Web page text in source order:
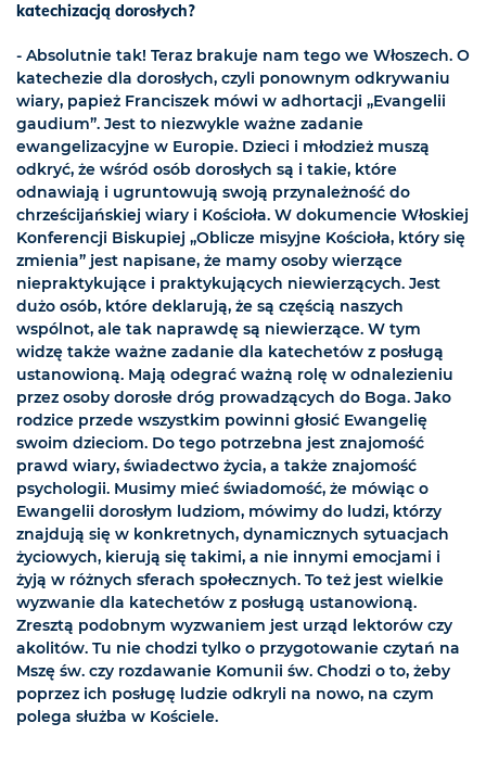
katechizacją dorosłych?
- Absolutnie tak! Teraz brakuje nam tego we Włoszech. O
katechezie dla dorosłych, czyli ponownym odkrywaniu
wiary, papież Franciszek mówi w adhortacji „Evangelii
gaudium”. Jest to niezwykle ważne zadanie
ewangelizacyjne w Europie. Dzieci i młodzież muszą
odkryć, że wśród osób dorosłych są i takie, które
odnawiają i ugruntowują swoją przynależność do
chrześcijańskiej wiary i Kościoła. W dokumencie Włoskiej
Konferencji Biskupiej „Oblicze misyjne Kościoła, który się
zmienia” jest napisane, że mamy osoby wierzące
niepraktykujące i praktykujących niewierzących. Jest
dużo osób, które deklarują, że są częścią naszych
wspólnot, ale tak naprawdę są niewierzące. W tym
widzę także ważne zadanie dla katechetów z posługą
ustanowioną. Mają odegrać ważną rolę w odnalezieniu
przez osoby dorosłe dróg prowadzących do Boga. Jako
rodzice przede wszystkim powinni głosić Ewangelię
swoim dzieciom. Do tego potrzebna jest znajomość
prawd wiary, świadectwo życia, a także znajomość
psychologii. Musimy mieć świadomość, że mówiąc o
Ewangelii dorosłym ludziom, mówimy do ludzi, którzy
znajdują się w konkretnych, dynamicznych sytuacjach
życiowych, kierują się takimi, a nie innymi emocjami i
żyją w różnych sferach społecznych. To też jest wielkie
wyzwanie dla katechetów z posługą ustanowioną.
Zresztą podobnym wyzwaniem jest urząd lektorów czy
akolitów. Tu nie chodzi tylko o przygotowanie czytań na
Mszę św. czy rozdawanie Komunii św. Chodzi o to, żeby
poprzez ich posługę ludzie odkryli na nowo, na czym
polega służba w Kościele.